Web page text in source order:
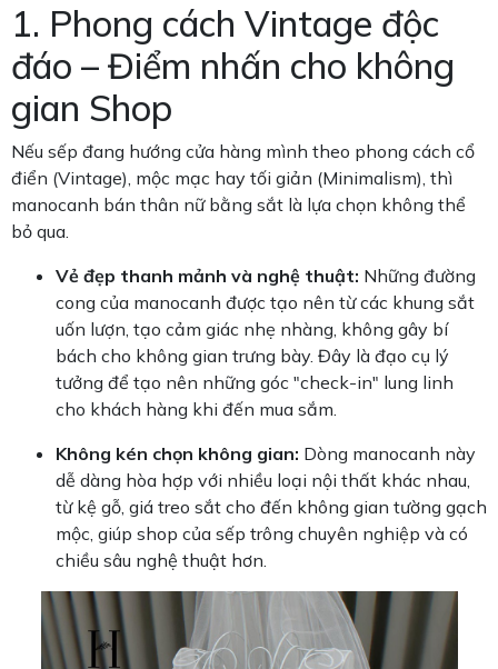
1. Phong cách Vintage độc
đáo – Điểm nhấn cho không
gian Shop
Nếu sếp đang hướng cửa hàng mình theo phong cách cổ
điển (Vintage), mộc mạc hay tối giản (Minimalism), thì
manocanh bán thân nữ bằng sắt là lựa chọn không thể
bỏ qua.
Vẻ đẹp thanh mảnh và nghệ thuật: Những đường
cong của manocanh được tạo nên từ các khung sắt
uốn lượn, tạo cảm giác nhẹ nhàng, không gây bí
bách cho không gian trưng bày. Đây là đạo cụ lý
tưởng để tạo nên những góc "check-in" lung linh
cho khách hàng khi đến mua sắm.
Không kén chọn không gian: Dòng manocanh này
dễ dàng hòa hợp với nhiều loại nội thất khác nhau,
từ kệ gỗ, giá treo sắt cho đến không gian tường gạch
mộc, giúp shop của sếp trông chuyên nghiệp và có
chiều sâu nghệ thuật hơn.